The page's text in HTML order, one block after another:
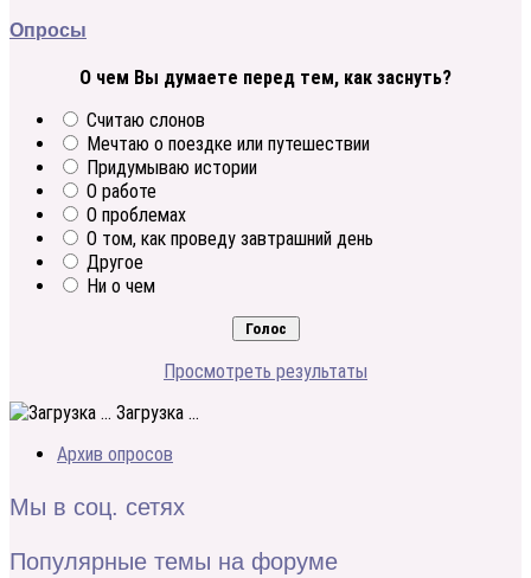
Опросы
О чем Вы думаете перед тем, как заснуть?
Считаю слонов
Мечтаю о поездке или путешествии
Придумываю истории
О работе
О проблемах
О том, как проведу завтрашний день
Другое
Ни о чем
Просмотреть результаты
Загрузка ...
Архив опросов
Мы в соц. сетях
Популярные темы на форуме